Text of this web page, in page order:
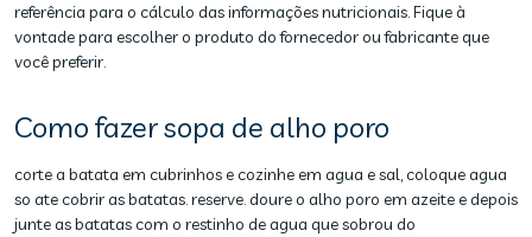
referência para o cálculo das informações nutricionais. Fique à
vontade para escolher o produto do fornecedor ou fabricante que
você preferir.
Como fazer sopa de alho poro
corte a batata em cubrinhos e cozinhe em agua e sal, coloque agua
so ate cobrir as batatas. reserve. doure o alho poro em azeite e depois
junte as batatas com o restinho de agua que sobrou do